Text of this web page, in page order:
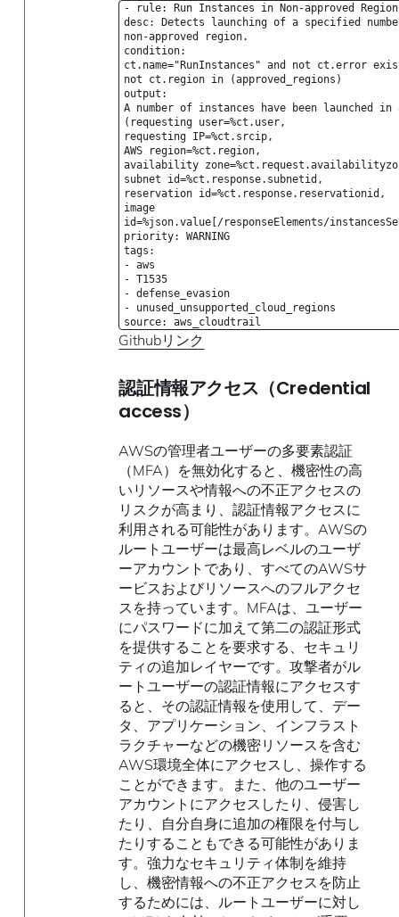
- rule: Run Instances in Non-approved Region
desc: Detects launching of a specified
non-approved region.
condition:
ct.name="RunInstances" and not ct.error
not ct.region in (approved_regions)
output:
A number of instances have been launched
(requesting user=%ct.user,
requesting IP=%ct.srcip,
AWS region=%ct.region,
availability
subnet id=%ct.response.subnetid,
reservation id=%ct.response.reservationid,
image
id=%json.value[/responseElements/
priority: WARNING
tags:
- aws
- T1535
- defense_evasion
- unused_unsupported_cloud_regions
source: aws_cloudtrail
Githubリンク
認証情報アクセス（Credential
access）
AWSの管理者ユーザーの多要素認証
（MFA）を無効化すると、機密性の高
いリソースや情報への不正アクセスの
リスクが高まり、認証情報アクセスに
利用される可能性があります。AWSの
ルートユーザーは最高レベルのユーザ
ーアカウントであり、すべてのAWSサ
ービスおよびリソースへのフルアクセ
スを持っています。MFAは、ユーザー
にパスワードに加えて第二の認証形式
を提供することを要求する、セキュリ
ティの追加レイヤーです。攻撃者がル
ートユーザーの認証情報にアクセスす
ると、その認証情報を使用して、デー
タ、アプリケーション、インフラスト
ラクチャーなどの機密リソースを含む
AWS環境全体にアクセスし、操作する
ことができます。また、他のユーザー
アカウントにアクセスしたり、侵害し
たり、自分自身に追加の権限を付与し
たりすることもできる可能性がありま
す。強力なセキュリティ体制を維持
し、機密情報への不正アクセスを防止
するためには、ルートユーザーに対し